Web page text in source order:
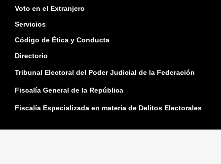
Voto en el Extranjero
Servicios
Código de Ética y Conducta
Directorio
Tribunal Electoral del Poder Judicial de la Federación
Fiscalía General de la República
Fiscalía Especializada en materia de Delitos Electorales